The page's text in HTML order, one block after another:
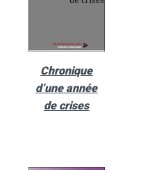
Chronique
d’une année
de crises